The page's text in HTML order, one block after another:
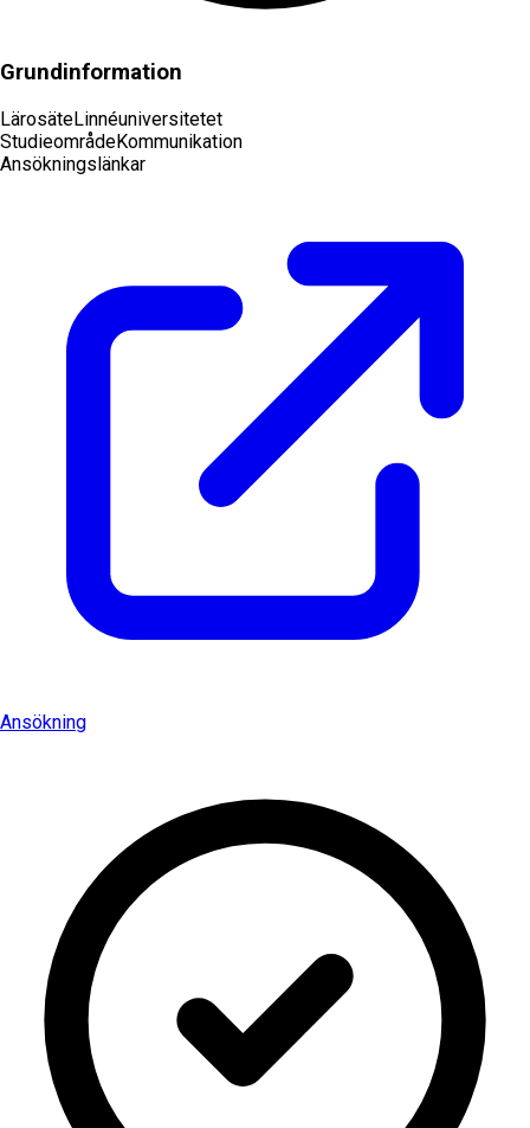
Grundinformation
LärosäteLinnéuniversitetet
StudieområdeKommunikation
Ansökningslänkar
Ansökning